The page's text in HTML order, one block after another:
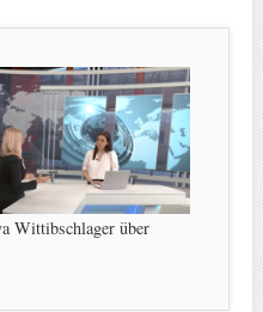
Wittibschlager über